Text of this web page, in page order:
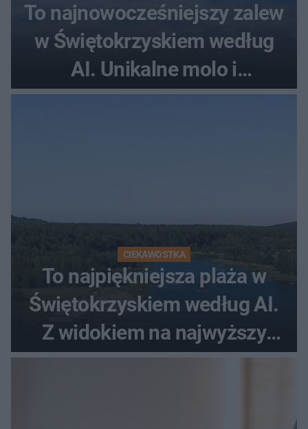
To najnowocześniejszy zalew
w Świętokrzyskiem według
AI. Unikalne molo i
promenada
CIEKAWOSTKA
To najpiękniejsza plaża w
Świętokrzyskiem według AI.
Z widokiem na najwyższy
szczyt Gór Świętokrzyskich